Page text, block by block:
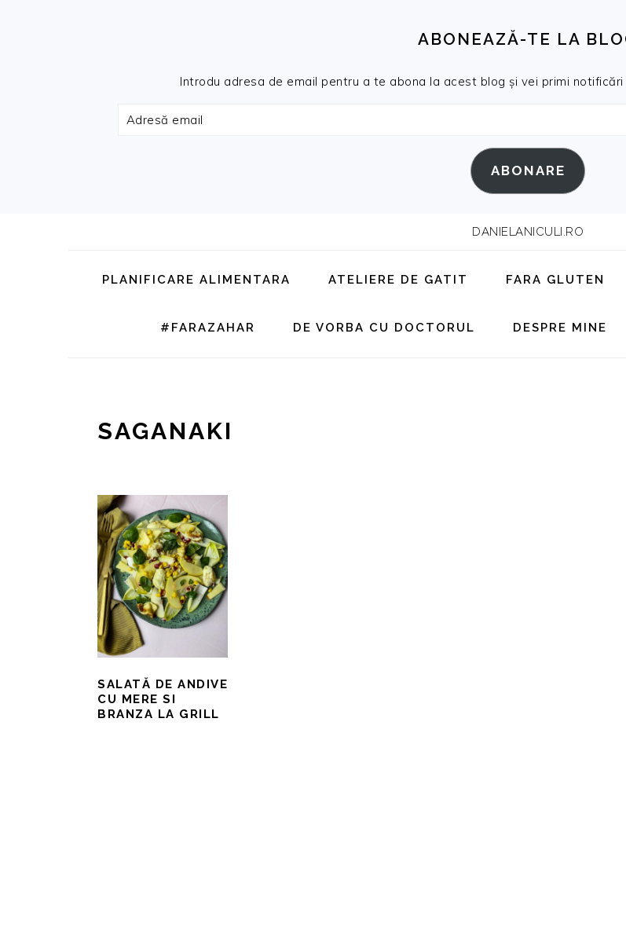
ABONEAZĂ-TE LA
Introdu adresa de email pentru a te abona la acest blog și vei primi
Adresă
ABONARE
DANIELANICULI.RO
PLANIFICARE ALIMENTARA ATELIERE DE GATIT FARA GLUTEN
#FARAZAHAR DE VORBA CU DOCTORUL DESPRE MINE
SAGANAKI
SALATĂ DE ANDIVE
CU MERE SI
BRANZA LA GRILL